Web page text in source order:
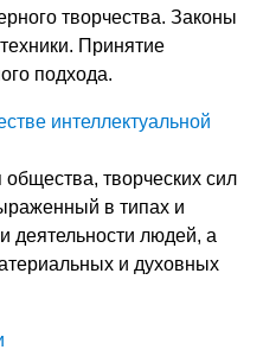
творчества. Законы
Принятие
подхода.
интеллектуальной
общества, творческих сил
в типах и
деятельности людей, а
и духовных